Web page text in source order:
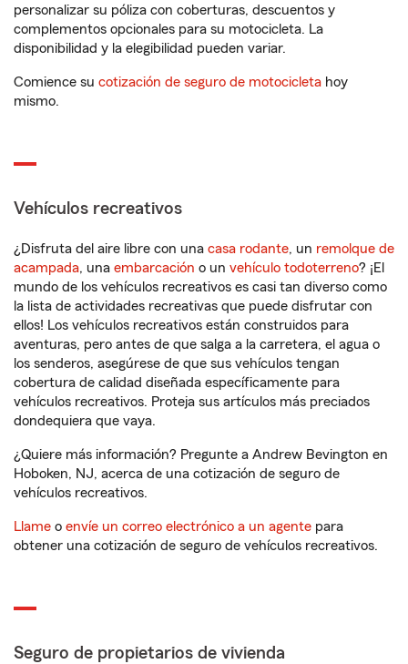
personalizar su póliza con coberturas, descuentos y
complementos opcionales para su motocicleta. La
disponibilidad y la elegibilidad pueden variar.
Comience su cotización de seguro de motocicleta hoy
mismo.
Vehículos recreativos
¿Disfruta del aire libre con una casa rodante, un remolque de
acampada, una embarcación o un vehículo todoterreno? ¡El
mundo de los vehículos recreativos es casi tan diverso como
la lista de actividades recreativas que puede disfrutar con
ellos! Los vehículos recreativos están construidos para
aventuras, pero antes de que salga a la carretera, el agua o
los senderos, asegúrese de que sus vehículos tengan
cobertura de calidad diseñada específicamente para
vehículos recreativos. Proteja sus artículos más preciados
dondequiera que vaya.
¿Quiere más información? Pregunte a Andrew Bevington en
Hoboken, NJ, acerca de una cotización de seguro de
vehículos recreativos.
Llame o envíe un correo electrónico a un agente para
obtener una cotización de seguro de vehículos recreativos.
Seguro de propietarios de vivienda